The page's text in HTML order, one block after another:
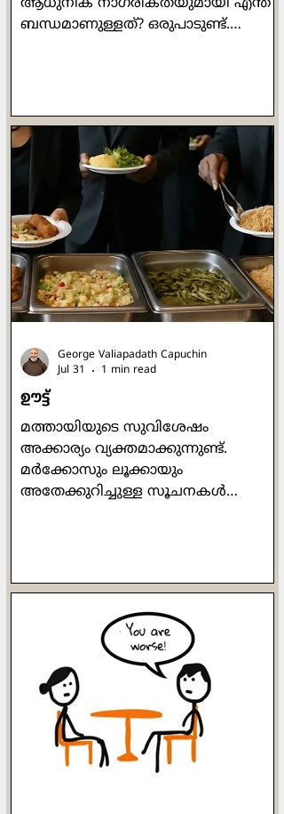
ബന്ധമാണുള്ളത്? ഒരുപാടുണ്ട്.
പാശ്ചാത്യ ആശ്രമ സന്ന്യാസത്തിന്റെ
പിതാവ് എന്നുകൂടി അറിയപ്പെടുന്ന വി.
ബെനഡിക്റ്റ്, ആശ്രമവാസികളായ
സന്ന്യാസികൾക്കായി ഒരു നിയമാവലി
എഴുതിയ ആളായിരുന്നു.
ബെനഡിക്റ്റൈൻ ജീവിതം
നയിക്കാനായി നിരവധി പേർ
മൂന്നോട്ടുവന്നു. അങ്ങനെ
യൂറോപ്പിന്റെ പല
ഊട്ട്
മത്തായിയുടെ സുവിശേഷം
അക്കാര്യം വ്യക്തമാക്കുന്നുണ്ട്.
മർക്കോസും ലൂക്കായും
അതേക്കുറിച്ചുള്ള സൂചനകൾ
ഒരുക്കുന്നതിനും വേണ്ടി
അയക്കപ്പെട്ടവനായിരുന്നു
സ്നാപകയോഹന്നാൻ. ഒരുപക്ഷേ,
ബാല്യത്തിൽ അവർ പരസ്പരം
കണ്ടിട്ടും കൂട്ടുകൂടിയിട്ടും, ഒപ്പം
കളിച്ചിട്ടുമുണ്ടാകാം. രണ്ടാളുടെയും
അമ്മമാർ മറ്റേയാളെക്കുറിച്ച്
അവരവരുടെ മക്കളോട് ഒത്തിരി
പറഞ്ഞിട്ടുമുണ്ടാകാം. ഒരേ വഴിയെ
George Valiapadath Capuchin
Jul 31
1 min read